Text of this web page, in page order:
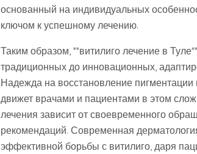
основанный на индивидуальных
ключом к успешному лечению.
Таким образом, **витилиго лечение в
традиционных до инновационных,
Надежда на восстановление пигментации
движет врачами и пациентами в этом
лечения зависит от своевременного
рекомендаций. Современная
эффективной борьбы с витилиго, даря